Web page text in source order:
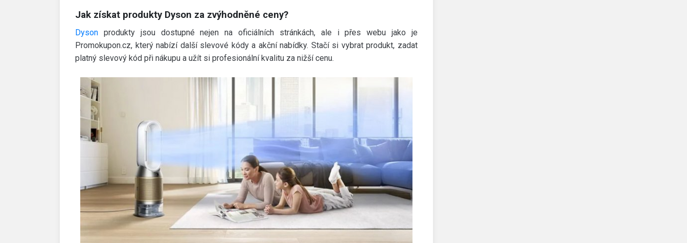
Jak získat produkty Dyson za zvýhodněné ceny?
Dyson produkty jsou dostupné nejen na oficiálních stránkách, ale i přes webu jako je
Promokupon.cz, který nabízí další slevové kódy a akční nabídky. Stačí si vybrat produkt, zadat
platný slevový kód při nákupu a užít si profesionální kvalitu za nižší cenu.